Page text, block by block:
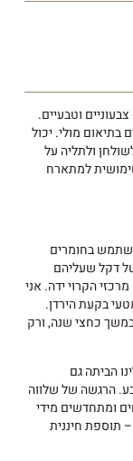
מנצרים צבעוניים וטבעיים.
בתיאום מולי. יכול
ולתליה על
למתארח
בחומרים
דקל שעליהם
הקרוי ידה. אני
בקעת הירדן.
במשך כחצי שנה, ורק
הביתה גם
הרגשה של שלווה
ומתחדשים מידי
תוספת חיננית